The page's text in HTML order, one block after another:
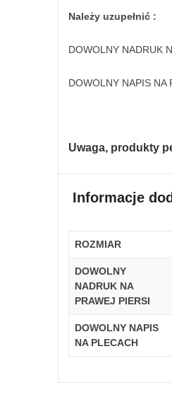
Należy uzupełnić :
DOWOLNY NADRUK
DOWOLNY NAPIS NA
Uwaga, produkty
Informacje
ROZMIAR
DOWOLNY
NADRUK NA
PRAWEJ PIERSI
DOWOLNY NAPIS
NA PLECACH